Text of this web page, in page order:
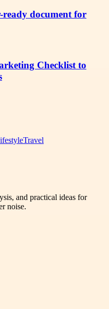
ready document for
Checklist to
Travel
and practical ideas for
noise.